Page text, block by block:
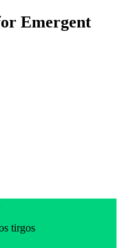
Emergent
tirgos